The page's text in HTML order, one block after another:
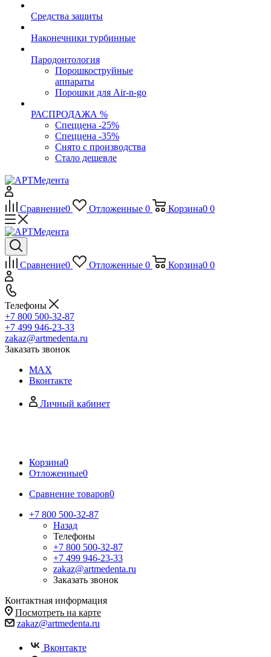
Средства защиты
Наконечники турбинные
Пародонтология
Порошкоструйные
аппараты
Порошки для Air-n-go
РАСПРОДАЖА %
Спеццена -25%
Спеццена -35%
Снято с производства
Стало дешевле
Сравнение0 Отложенные 0 Корзина0 0
Сравнение0 Отложенные 0 Корзина0 0
Телефоны
+7 800 500-32-87
+7 499 946-23-33
zakaz@artmedenta.ru
Заказать звонок
MAX
Вконтакте
Личный кабинет
Корзина0
Отложенные0
Сравнение товаров0
+7 800 500-32-87
Назад
Телефоны
+7 800 500-32-87
+7 499 946-23-33
zakaz@artmedenta.ru
Заказать звонок
Контактная информация
Посмотреть на карте
zakaz@artmedenta.ru
Вконтакте